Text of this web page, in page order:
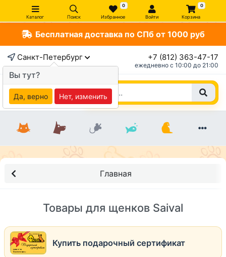
Каталог Поиск
0
Избранное Войти
0
Корзина
Бесплатная доставка по СПб от 1000 руб
Санкт-Петербург +7 (812) 363-47-17
ежедневно c 10:00 до 21:00
Главная
Товары для щенков Saival
Купить подарочный сертификат
Вы тут?
Да, верно Нет, изменить